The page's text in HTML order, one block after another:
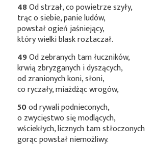
48Od strzał, co powietrze szyły,
trąc o siebie, panie ludów,
powstał ogień jaśniejący,
który wielki blask roztaczał.
49Od zebranych tam łuczników,
krwią zbryzganych i dyszących,
od zranionych koni, słoni,
co ryczały, miażdżąc wrogów,
50od rywali podnieconych,
o zwycięstwo się modlących,
wściekłych, licznych tam stłoczonych
gorąc powstał niemożliwy.